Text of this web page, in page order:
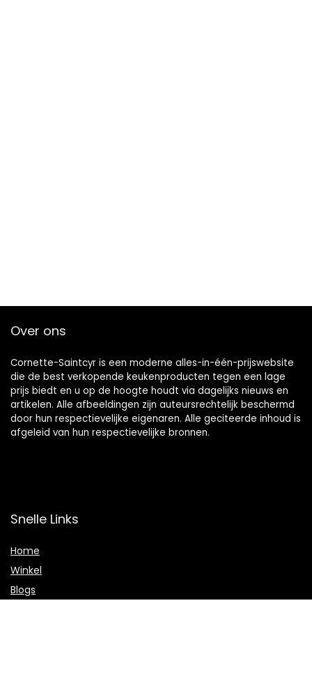
Over ons
Cornette-Saintcyr is een moderne alles-in-één-prijswebsite
die de best verkopende keukenproducten tegen een lage
prijs biedt en u op de hoogte houdt via dagelijks nieuws en
artikelen. Alle afbeeldingen zijn auteursrechtelijk beschermd
door hun respectievelijke eigenaren. Alle geciteerde inhoud is
afgeleid van hun respectievelijke bronnen.
Snelle Links
Home
Winkel
Blogs